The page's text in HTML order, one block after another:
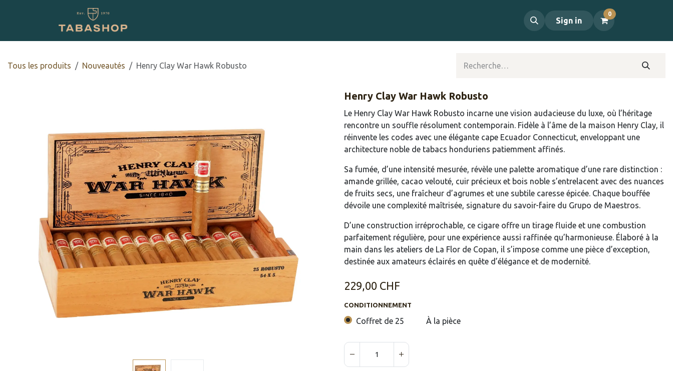
Sign in
0
Tous les produits ​Nouveautés Henry Clay War Hawk Robusto
Henry Clay War Hawk Robusto
Le Henry Clay War Hawk Robusto incarne une vision audacieuse du luxe, où l’héritage
rencontre un souffle résolument contemporain. Fidèle à l’âme de la maison Henry Clay, il
réinvente les codes avec une élégante cape Ecuador Connecticut, enveloppant une
architecture noble de tabacs honduriens patiemment affinés.
Sa fumée, d’une intensité mesurée, révèle une palette aromatique d’une rare distinction :
amande grillée, cacao velouté, cuir précieux et bois noble s’entrelacent avec des nuances
de fruits secs, une fraîcheur d’agrumes et une subtile caresse épicée. Chaque bouffée
dévoile une complexité maîtrisée, signature du savoir-faire du Grupo de Maestros.
D’une construction irréprochable, ce cigare offre un tirage fluide et une combustion
parfaitement régulière, pour une expérience aussi raffinée qu’harmonieuse. Élaboré à la
main dans les ateliers de La Flor de Copan, il s’impose comme une pièce d’exception,
destinée aux amateurs éclairés en quête d’élégance et de modernité.
229,00 CHF
CONDITIONNEMENT
Coffret de 25 À la pièce